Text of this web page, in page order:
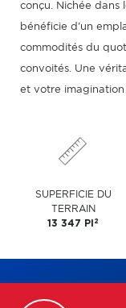
conçu. Nichée dans
bénéficie d'un
commodités du
convoités. Une
et votre
SUPERFICIE DU
TERRAIN
13 347 PI 2